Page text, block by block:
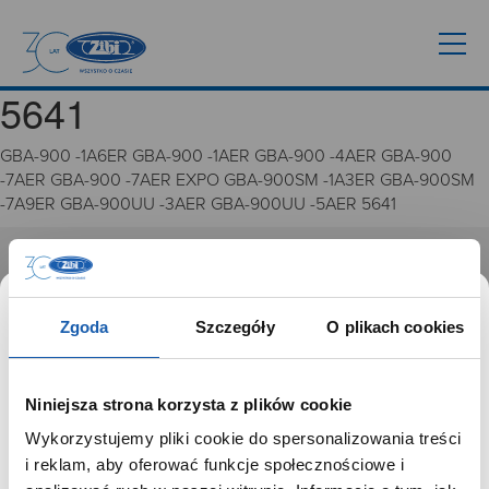
Zgoda Szczegóły O plikach cookies
Niniejsza strona korzysta z plików cookie
Wykorzystujemy pliki cookie do spersonalizowania treści
i reklam, aby oferować funkcje społecznościowe i
5641
GBA-900 -1A6ER GBA-900 -1AER GBA-900 -4AER GBA-900
-7AER GBA-900 -7AER EXPO GBA-900SM -1A3ER GBA-900SM
-7A9ER GBA-900UU -3AER GBA-900UU -5AER 5641
GRUPA ZIBI
Historia
Kariera
Zgoda na ciasteczka
SZANOWNY UŻYTKOWNIKU,